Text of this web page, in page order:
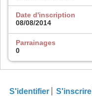
Date d'inscription
08/08/2014
Parrainages
0
S'identifier S'inscrire